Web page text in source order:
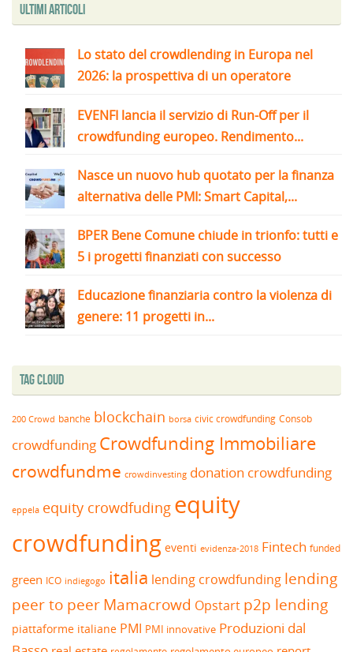
Ultimi articoli
Lo stato del crowdlending in Europa nel
2026: la prospettiva di un operatore
EVENFI lancia il servizio di Run-Off per il
crowdfunding europeo. Rendimento...
Nasce un nuovo hub quotato per la finanza
alternativa delle PMI: Smart Capital,...
BPER Bene Comune chiude in trionfo: tutti e
5 i progetti finanziati con successo
Educazione finanziaria contro la violenza di
genere: 11 progetti in...
Tag Cloud
200 Crowd banche blockchain borsa civic crowdfunding Consob
crowdfunding Crowdfunding Immobiliare
crowdfundme crowdinvesting donation crowdfunding
eppela equity crowdfuding equity
crowdfunding eventi evidenza-2018 Fintech funded
green ICO indiegogo italia lending crowdfunding lending
peer to peerMamacrowd Opstart p2p lending
piattaforme italiane PMI PMI innovative Produzioni dal